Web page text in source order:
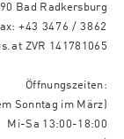
Bad Radkersburg
+43 3476 / 3862
ZVR 141781065
Öffnungszeiten:
Sonntag im März)
Mi-Sa 13:00-18:00